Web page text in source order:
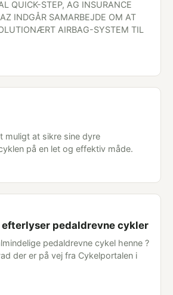
QUICK-STEP, AG INSURANCE
INDGÅR SAMARBEJDE OM AT
AIRBAG-SYSTEM TIL
muligt at sikre sine dyre
på en let og effektiv måde.
pedaldrevne cykler
pedaldrevne cykel henne ?
der er på vej fra Cykelportalen i